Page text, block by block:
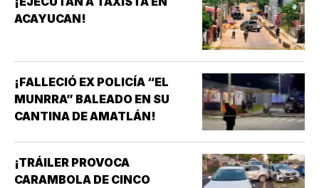
ACAYUCAN!
¡FALLECIÓ EX POLICÍA “EL
MUNRRA” BALEADO EN SU
CANTINA DE AMATLÁN!
¡TRÁILER PROVOCA
CARAMBOLA DE CINCO